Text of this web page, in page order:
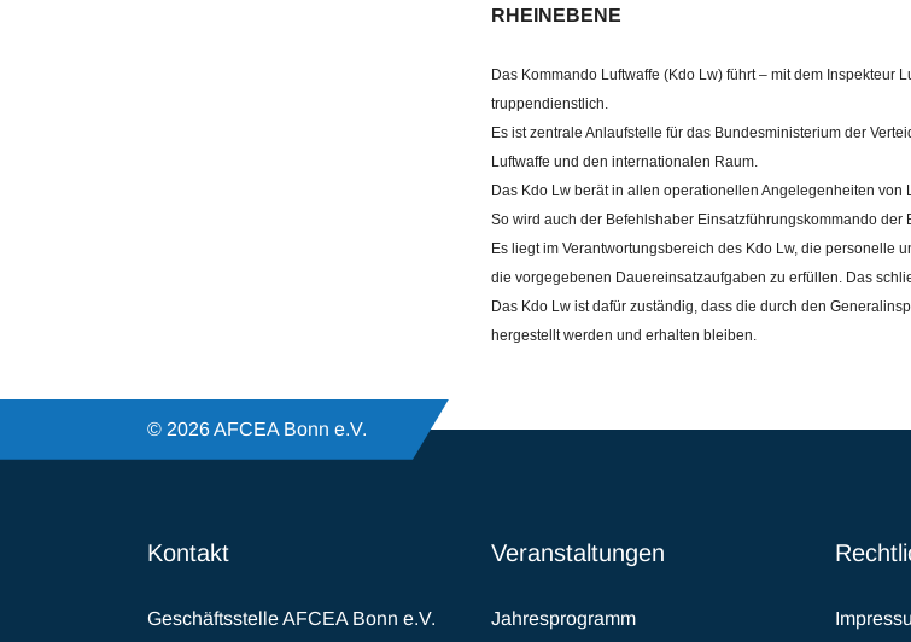
RHEINEBENE
Das Kommando Luftwaffe (Kdo Lw) führt – mit dem Inspekteur
truppendienstlich.
Es ist zentrale Anlaufstelle für das Bundesministerium der
Luftwaffe und den internationalen Raum.
Das Kdo Lw berät in allen operationellen Angelegenheiten
So wird auch der Befehlshaber Einsatzführungskommando
Es liegt im Verantwortungsbereich des Kdo Lw, die personelle
die vorgegebenen Dauereinsatzaufgaben zu erfüllen. Das
Das Kdo Lw ist dafür zuständig, dass die durch den
hergestellt werden und erhalten bleiben.
© 2026 AFCEA Bonn e.V.
Kontakt
Geschäftsstelle AFCEA Bonn e.V.
Veranstaltungen
Jahresprogramm